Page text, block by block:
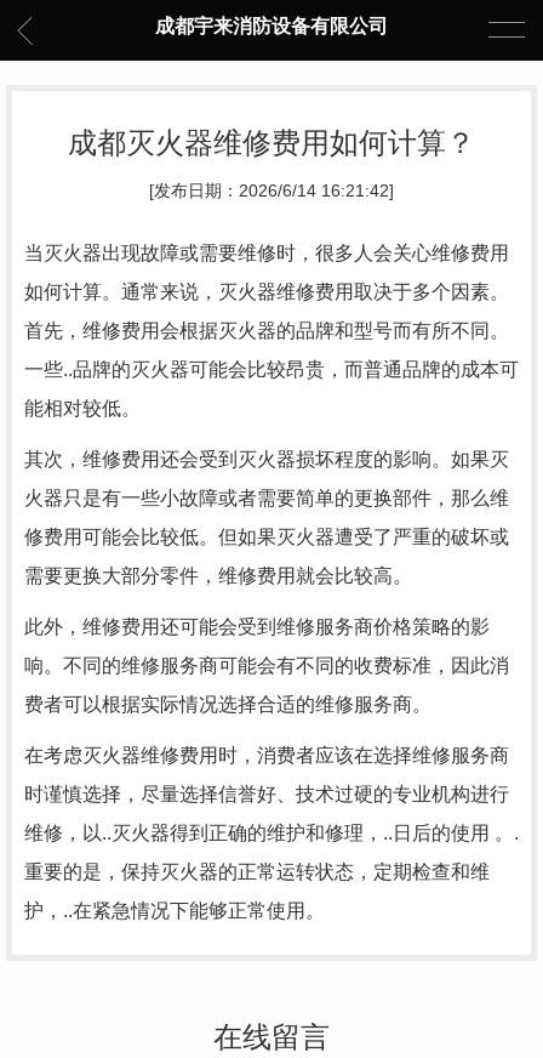
成都宇来消防设备有限公司
成都灭火器维修费用如何计算？
[发布日期：2026/6/14 16:21:42]
当灭火器出现故障或需要维修时，很多人会关心维修费用
如何计算。通常来说，灭火器维修费用取决于多个因素。
首先，维修费用会根据灭火器的品牌和型号而有所不同。
一些..品牌的灭火器可能会比较昂贵，而普通品牌的成本可
能相对较低。
其次，维修费用还会受到灭火器损坏程度的影响。如果灭
火器只是有一些小故障或者需要简单的更换部件，那么维
修费用可能会比较低。但如果灭火器遭受了严重的破坏或
需要更换大部分零件，维修费用就会比较高。
此外，维修费用还可能会受到维修服务商价格策略的影
响。不同的维修服务商可能会有不同的收费标准，因此消
费者可以根据实际情况选择合适的维修服务商。
在考虑灭火器维修费用时，消费者应该在选择维修服务商
时谨慎选择，尽量选择信誉好、技术过硬的专业机构进行
维修，以..灭火器得到正确的维护和修理，..日后的使用 。.
重要的是，保持灭火器的正常运转状态，定期检查和维
护，..在紧急情况下能够正常使用。
在线留言